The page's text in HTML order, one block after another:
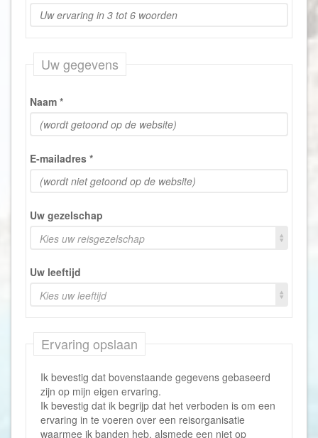
Uw gegevens
Naam *
E-mailadres *
Uw gezelschap
Kies uw reisgezelschap
Uw leeftijd
Kies uw leeftijd
Ervaring opslaan
Ik bevestig dat bovenstaande gegevens gebaseerd
zijn op mijn eigen ervaring.
Ik bevestig dat ik begrijp dat het verboden is om een
ervaring in te voeren over een reisorganisatie
waarmee ik banden heb, alsmede een niet op